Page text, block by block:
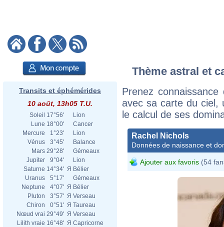
Transits et éphémérides
10 août, 13h05 T.U.
Soleil 17°56'
Lion
Lune 18°00'
Cancer
Mercure
1°23'
Lion
Vénus
3°45'
Balance
Mars 29°28'
Gémeaux
Jupiter
9°04'
Lion
Saturne 14°34' Я Bélier
Uranus
5°17'
Gémeaux
Neptune
4°07' Я Bélier
Pluton
3°57' Я Verseau
Chiron
0°51' Я Taureau
Nœud vrai 29°49' Я Verseau
Lilith vraie 16°48' Я Capricorne
Thème astral et
Prenez
avec sa carte du ciel,
le calcul de ses
Rachel Nichols
Données de naissance et
Ajouter aux favoris (54